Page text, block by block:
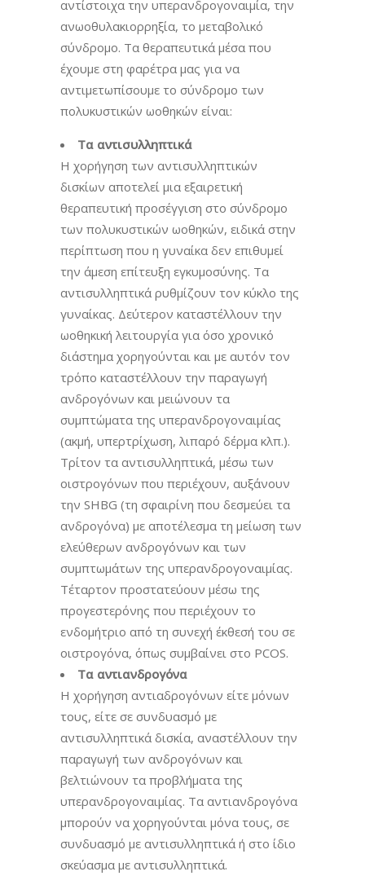
αντίστοιχα την υπερανδρογοναιμία, την
ανωοθυλακιορρηξία, το μεταβολικό
σύνδρομο. Τα θεραπευτικά μέσα που
έχουμε στη φαρέτρα μας για να
αντιμετωπίσουμε το σύνδρομο των
πολυκυστικών ωοθηκών είναι:
Τα αντισυλληπτικά
Η χορήγηση των αντισυλληπτικών
δισκίων αποτελεί μια εξαιρετική
θεραπευτική προσέγγιση στο σύνδρομο
των πολυκυστικών ωοθηκών, ειδικά στην
περίπτωση που η γυναίκα δεν επιθυμεί
την άμεση επίτευξη εγκυμοσύνης. Τα
αντισυλληπτικά ρυθμίζουν τον κύκλο της
γυναίκας. Δεύτερον καταστέλλουν την
ωοθηκική λειτουργία για όσο χρονικό
διάστημα χορηγούνται και με αυτόν τον
τρόπο καταστέλλουν την παραγωγή
ανδρογόνων και μειώνουν τα
συμπτώματα της υπερανδρογοναιμίας
(ακμή, υπερτρίχωση, λιπαρό δέρμα κλπ.).
Τρίτον τα αντισυλληπτικά, μέσω των
οιστρογόνων που περιέχουν, αυξάνουν
την SHBG (τη σφαιρίνη που δεσμεύει τα
ανδρογόνα) με αποτέλεσμα τη μείωση των
ελεύθερων ανδρογόνων και των
συμπτωμάτων της υπερανδρογοναιμίας.
Τέταρτον προστατεύουν μέσω της
προγεστερόνης που περιέχουν το
ενδομήτριο από τη συνεχή έκθεσή του σε
οιστρογόνα, όπως συμβαίνει στο PCOS.
Τα αντιανδρογόνα
Η χορήγηση αντιαδρογόνων είτε μόνων
τους, είτε σε συνδυασμό με
αντισυλληπτικά δισκία, αναστέλλουν την
παραγωγή των ανδρογόνων και
βελτιώνουν τα προβλήματα της
υπερανδρογοναιμίας. Τα αντιανδρογόνα
μπορούν να χορηγούνται μόνα τους, σε
συνδυασμό με αντισυλληπτικά ή στο ίδιο
σκεύασμα με αντισυλληπτικά.